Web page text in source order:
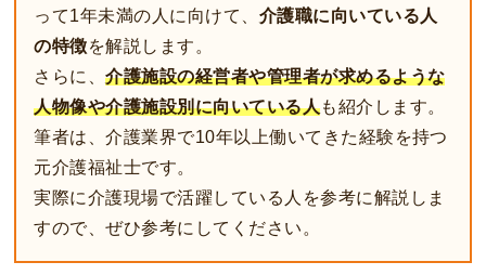
って1年未満の人に向けて、 介護職に向いている人
の特徴を解説します。
さらに、介護施設の経営者や管理者が求めるような
人物像や介護施設別に向いている人も紹介します。
筆者は、介護業界で10年以上働いてきた経験を持つ
元介護福祉士です。
実際に介護現場で活躍している人を参考に解説しま
すので、ぜひ参考にしてください。